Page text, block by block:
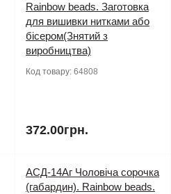
Rainbow beads. Заготовка
для вишивки нитками або
бісером(Знятий з
виробництва)
Код товару: 64808
372.00грн.
АСД-14Аг Чоловіча сорочка
(габардин). Rainbow beads.